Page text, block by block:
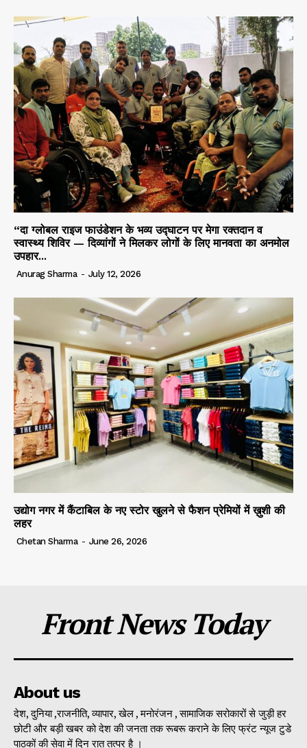
“दा ग्लोबल राइज फाउंडेशन के भव्य उद्घाटन पर मेगा रक्तदान व
स्वास्थ्य शिविर — दिव्यांगों ने मिलकर लोगों के लिए मानवता का अनमोल
उपहार...
Anurag Sharma - July 12, 2026
उद्योग नगर में कैंटाबिल के नए स्टोर खुलने से फैशन प्रेमियों में ख़ुशी की
लहर
Chetan Sharma - June 26, 2026
Front News Today
About us
देश, दुनिया ,राजनीति, व्यापार, खेल , मनोरंजन , सामाजिक सरोकारों से जुड़ी हर
छोटी और बड़ी खबर को देश की जनता तक रूबरू कराने के लिए फ्रंट न्यूज टुडे
पाठकों की सेवा में दिन रात तत्पर है ।